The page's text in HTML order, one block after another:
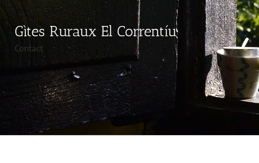
Gìtes Ruraux El Correntíu
Contact